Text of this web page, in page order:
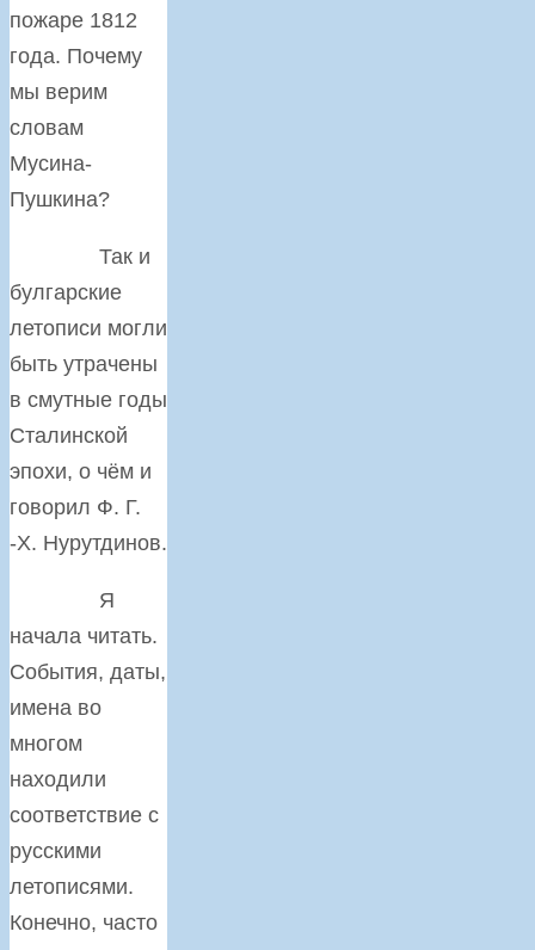
пожаре 1812
года. Почему
мы верим
словам
Мусина-
Пушкина?
Так и
булгарские
летописи могли
быть утрачены
в смутные годы
Сталинской
эпохи, о чём и
говорил Ф. Г.
-Х. Нурутдинов.
Я
начала читать.
События, даты,
имена во
многом
находили
соответствие с
русскими
летописями.
Конечно, часто